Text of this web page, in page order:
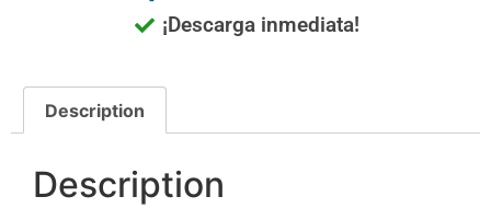
¡Descarga inmediata!
Description
Description